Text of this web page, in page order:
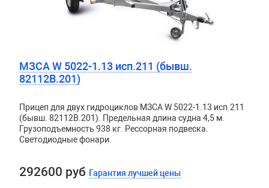
МЗСА W 5022-1.13 исп.211 (бывш.
82112B.201)
Прицеп для двух гидроциклов МЗСА W 5022-1.13 исп.211
(бывш. 82112B.201). Предельная длина судна 4,5 м.
Грузоподъемность 938 кг. Рессорная подвеска.
Светодиодные фонари.
292600 руб Гарантия лучшей цены